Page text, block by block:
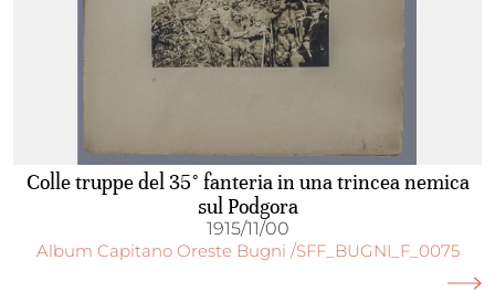
Colle truppe del 35° fanteria in una trincea nemica
sul Podgora
1915/11/00
Album Capitano Oreste Bugni /SFF_BUGNI_F_0075